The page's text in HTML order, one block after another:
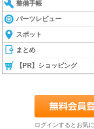
整備手帳
パーツレビュー
スポット
まとめ
【PR】ショッピング
ログインするとお気